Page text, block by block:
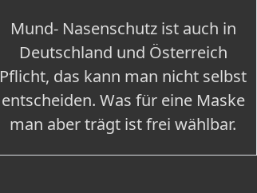
Mund- Nasenschutz ist auch in
Deutschland und Österreich
Pflicht, das kann man nicht selbst
entscheiden. Was für eine Maske
man aber trägt ist frei wählbar.